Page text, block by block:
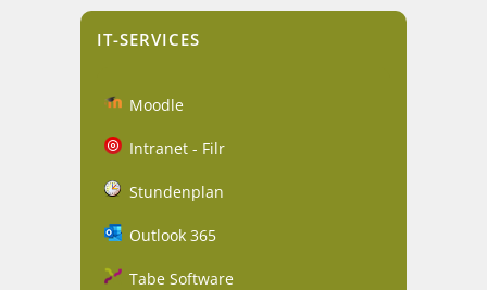
IT-SERVICES
Moodle
Intranet - Filr
Stundenplan
Outlook 365
Tabe Software